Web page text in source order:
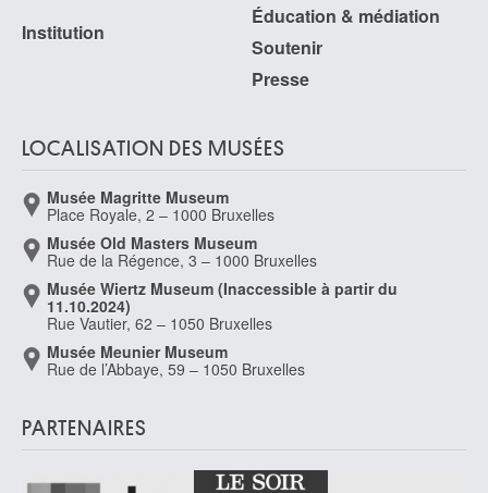
Institution
Éducation & médiation
Soutenir
Presse
LOCALISATION DES MUSÉES
Musée Magritte Museum
Place Royale, 2 – 1000 Bruxelles
Musée Old Masters Museum
Rue de la Régence, 3 – 1000 Bruxelles
Musée Wiertz Museum (Inaccessible à partir du
11.10.2024)
Rue Vautier, 62 – 1050 Bruxelles
Musée Meunier Museum
Rue de l’Abbaye, 59 – 1050 Bruxelles
PARTENAIRES